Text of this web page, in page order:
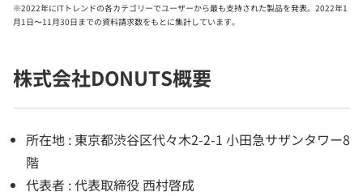
※2022年にITトレンドの各カテゴリーでユーザーから最も支持された製品を発表。2022年1
月1日〜11月30日までの資料請求数をもとに集計しています。
株式会社DONUTS概要
所在地 : 東京都渋谷区代々木2-2-1 小田急サザンタワー8
階
代表者 : 代表取締役 西村啓成